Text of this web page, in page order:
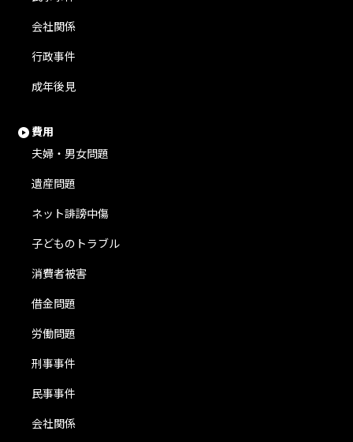
会社関係
行政事件
成年後見
費用
夫婦・男女問題
遺産問題
ネット誹謗中傷
子どものトラブル
消費者被害
借金問題
労働問題
刑事事件
民事事件
会社関係